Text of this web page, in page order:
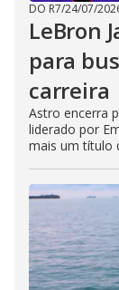
DO R7/24/07/
LeBron
para
carreira
Astro encerra
liderado por
mais um título